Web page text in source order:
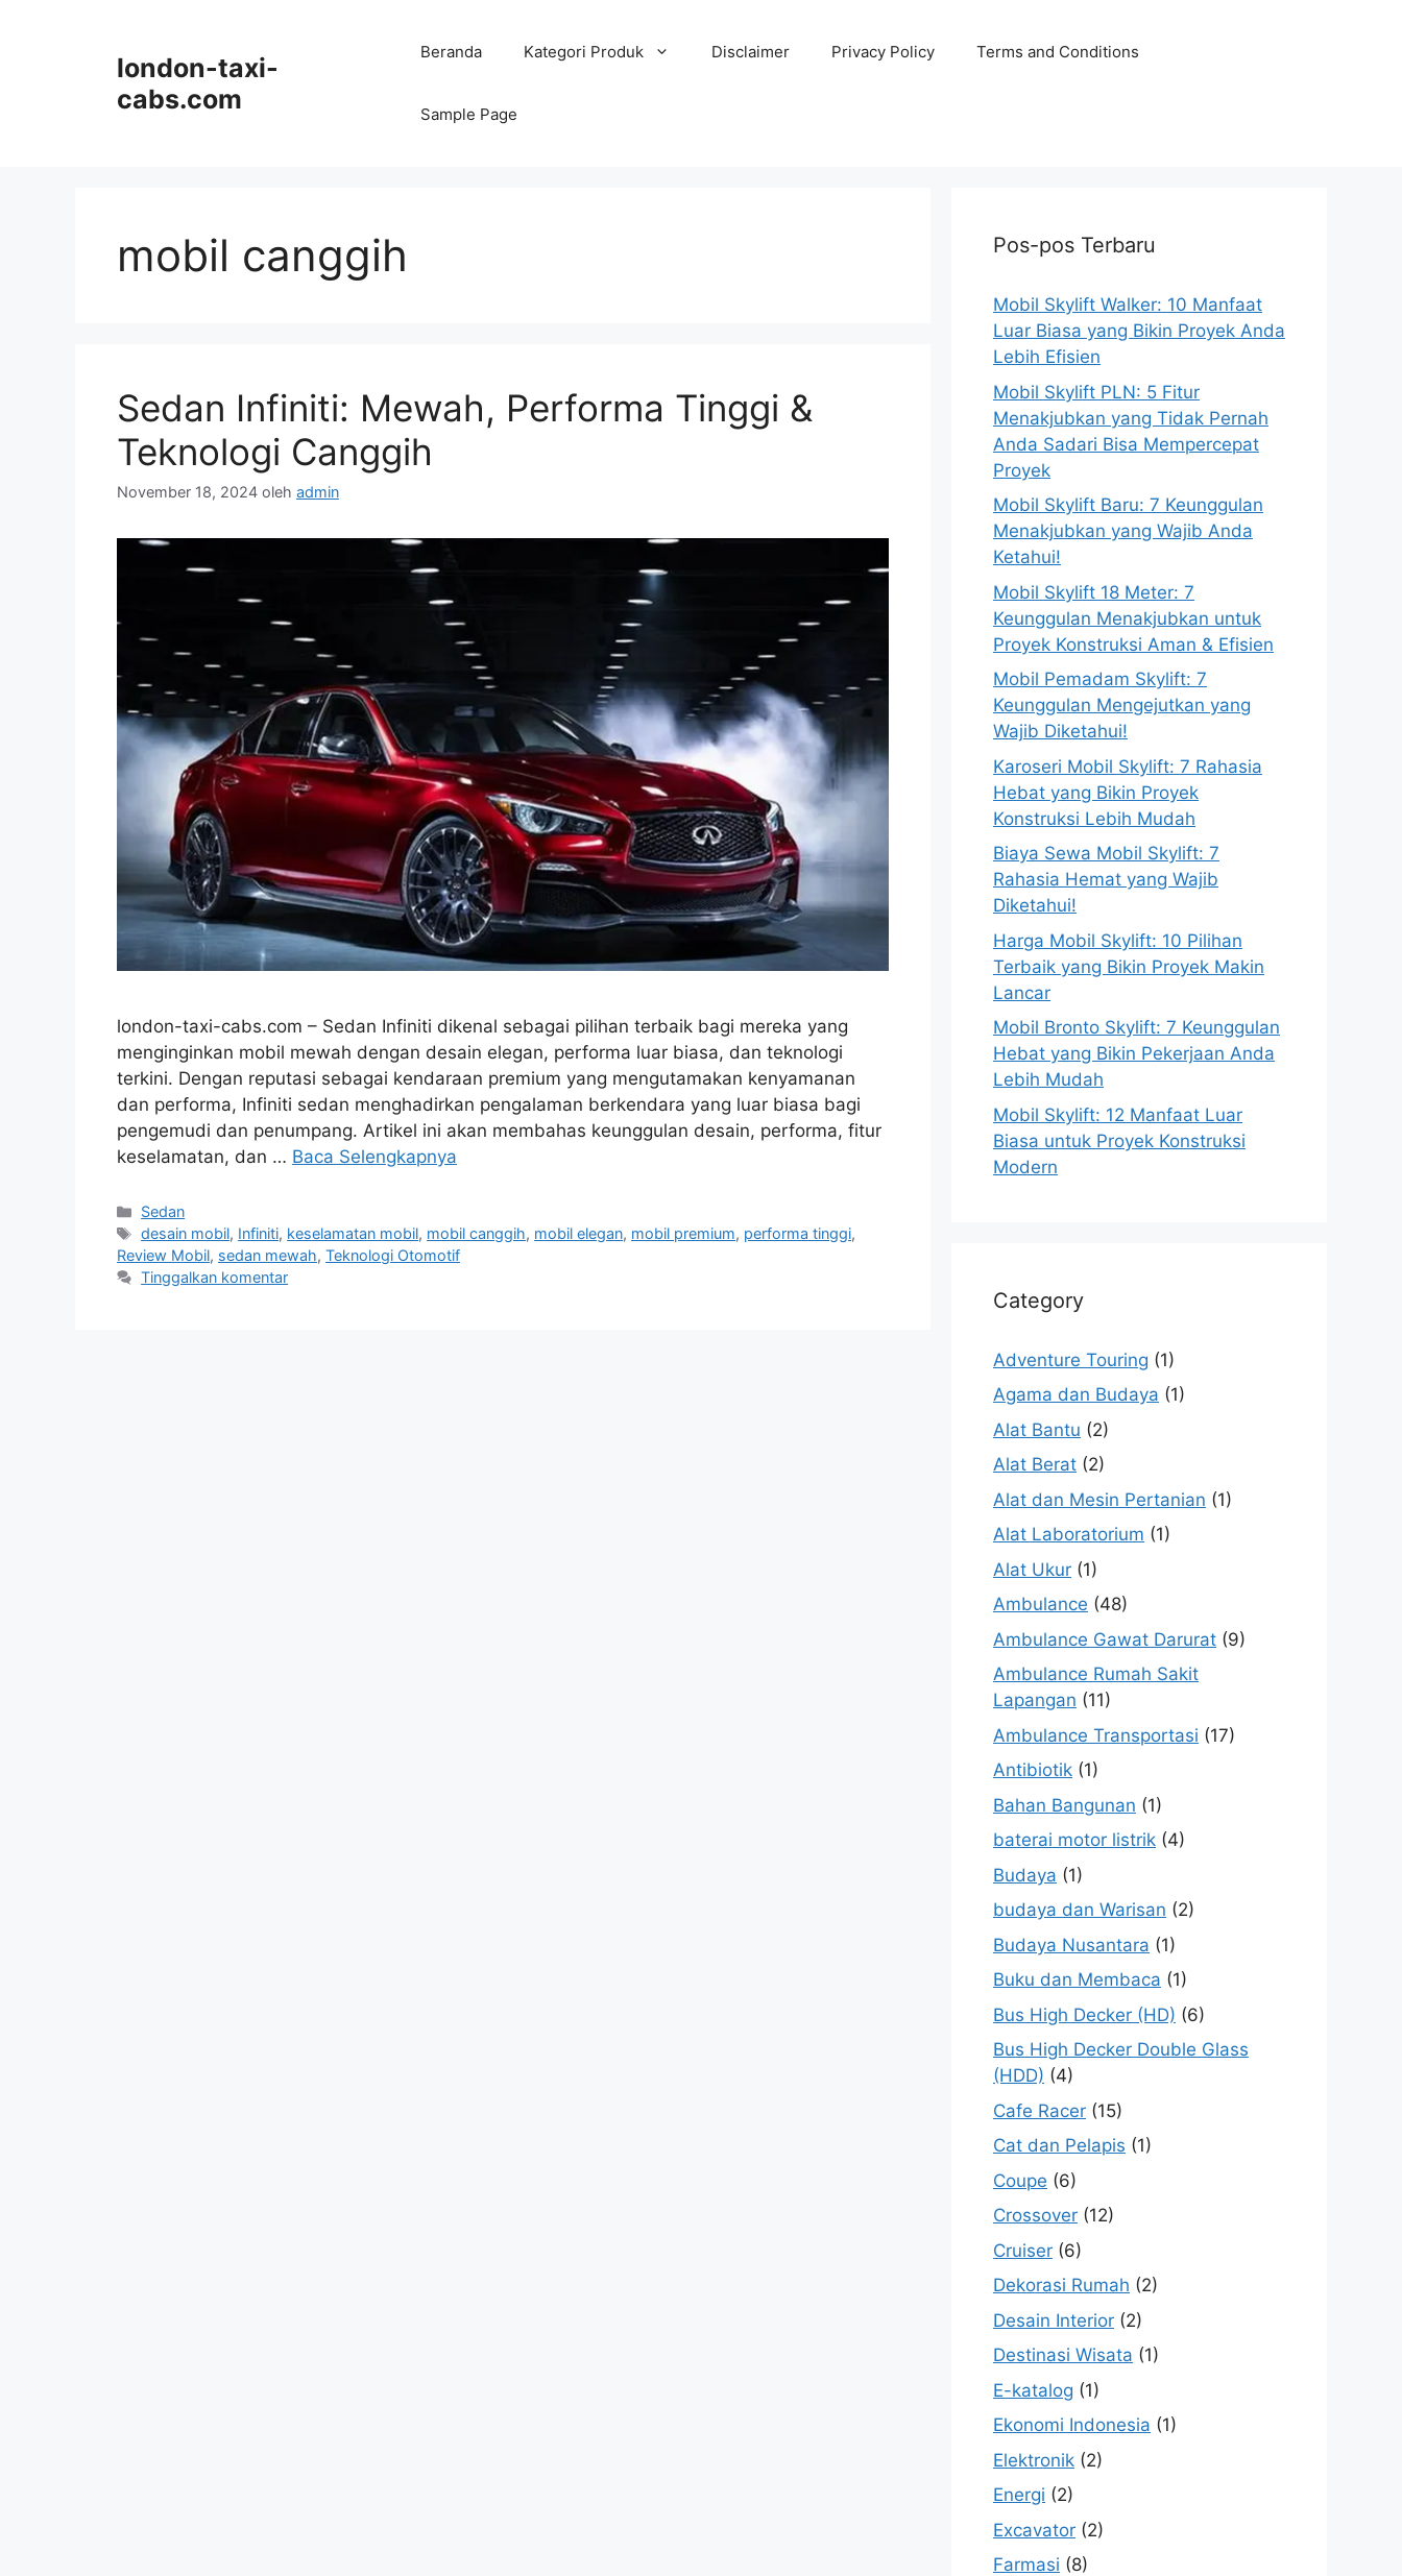
london-taxi-
cabs.com
Beranda Kategori Produk Disclaimer Privacy Policy Terms and Conditions
Sample Page
mobil canggih
Sedan Infiniti: Mewah, Performa Tinggi &
Teknologi Canggih
November 18, 2024 oleh admin
london-taxi-cabs.com – Sedan Infiniti dikenal sebagai pilihan terbaik bagi mereka yang
menginginkan mobil mewah dengan desain elegan, performa luar biasa, dan teknologi
terkini. Dengan reputasi sebagai kendaraan premium yang mengutamakan kenyamanan
dan performa, Infiniti sedan menghadirkan pengalaman berkendara yang luar biasa bagi
pengemudi dan penumpang. Artikel ini akan membahas keunggulan desain, performa, fitur
keselamatan, dan … Baca Selengkapnya
Kategori
Sedan
Tag
desain mobil, Infiniti, keselamatan mobil, mobil canggih, mobil elegan, mobil premium, performa tinggi,
Review Mobil, sedan mewah, Teknologi Otomotif
Tinggalkan komentar
Pos-pos Terbaru
Mobil Skylift Walker: 10 Manfaat
Luar Biasa yang Bikin Proyek Anda
Lebih Efisien
Mobil Skylift PLN: 5 Fitur
Menakjubkan yang Tidak Pernah
Anda Sadari Bisa Mempercepat
Proyek
Mobil Skylift Baru: 7 Keunggulan
Menakjubkan yang Wajib Anda
Ketahui!
Mobil Skylift 18 Meter: 7
Keunggulan Menakjubkan untuk
Proyek Konstruksi Aman & Efisien
Mobil Pemadam Skylift: 7
Keunggulan Mengejutkan yang
Wajib Diketahui!
Karoseri Mobil Skylift: 7 Rahasia
Hebat yang Bikin Proyek
Konstruksi Lebih Mudah
Biaya Sewa Mobil Skylift: 7
Rahasia Hemat yang Wajib
Diketahui!
Harga Mobil Skylift: 10 Pilihan
Terbaik yang Bikin Proyek Makin
Lancar
Mobil Bronto Skylift: 7 Keunggulan
Hebat yang Bikin Pekerjaan Anda
Lebih Mudah
Mobil Skylift: 12 Manfaat Luar
Biasa untuk Proyek Konstruksi
Modern
Category
Adventure Touring (1)
Agama dan Budaya (1)
Alat Bantu (2)
Alat Berat (2)
Alat dan Mesin Pertanian (1)
Alat Laboratorium (1)
Alat Ukur (1)
Ambulance (48)
Ambulance Gawat Darurat (9)
Ambulance Rumah Sakit
Lapangan (11)
Ambulance Transportasi (17)
Antibiotik (1)
Bahan Bangunan (1)
baterai motor listrik (4)
Budaya (1)
budaya dan Warisan (2)
Budaya Nusantara (1)
Buku dan Membaca (1)
Bus High Decker (HD) (6)
Bus High Decker Double Glass
(HDD) (4)
Cafe Racer (15)
Cat dan Pelapis (1)
Coupe (6)
Crossover (12)
Cruiser (6)
Dekorasi Rumah (2)
Desain Interior (2)
Destinasi Wisata (1)
E-katalog (1)
Ekonomi Indonesia (1)
Elektronik (2)
Energi (2)
Excavator (2)
Farmasi (8)